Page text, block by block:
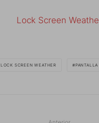
Lock Screen
LOCK SCREEN WEATHER